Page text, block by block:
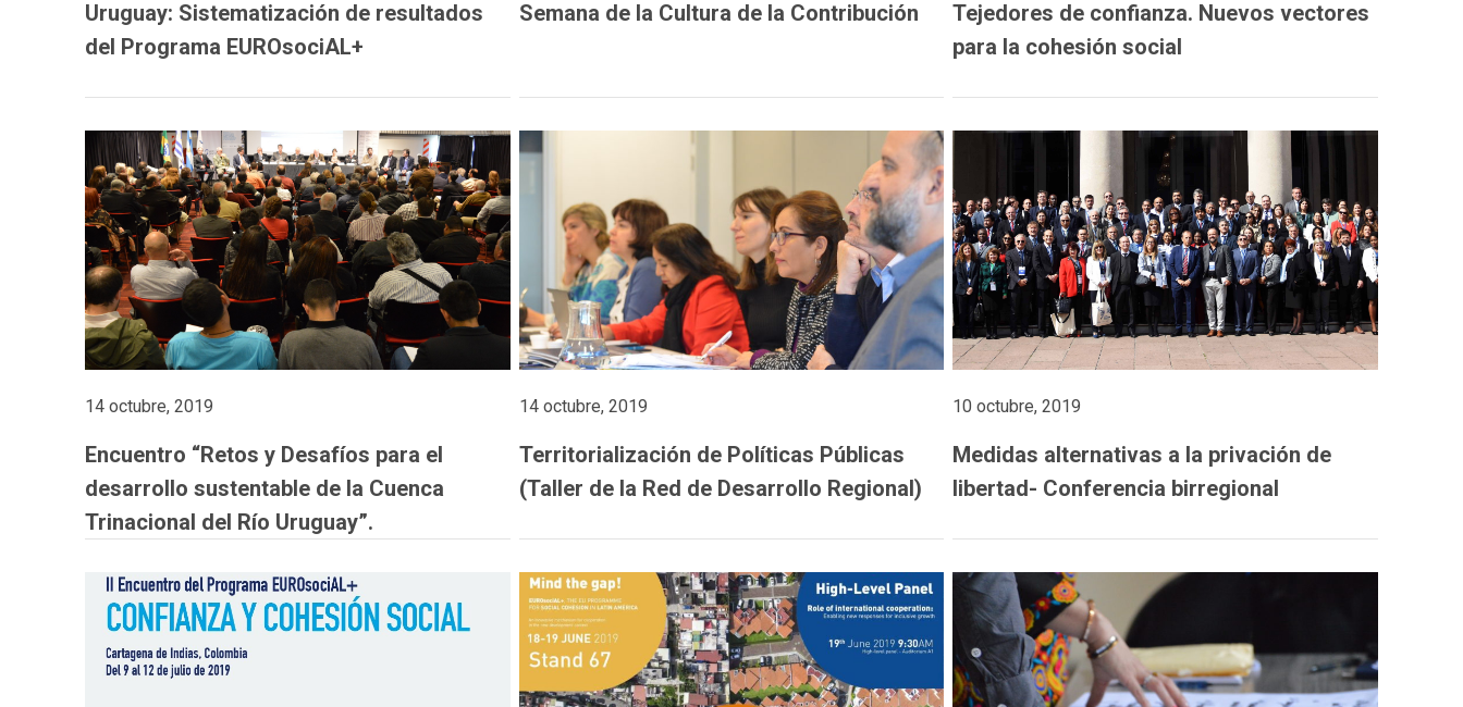
Uruguay: Sistematización de resultados
del Programa EUROsociAL+
Semana de la Cultura de la Contribución
Tejedores de confianza. Nuevos vectores
para la cohesión social
14 octubre, 2019
Encuentro “Retos y Desafíos para el
desarrollo sustentable de la Cuenca
Trinacional del Río Uruguay”.
14 octubre, 2019
Territorialización de Políticas Públicas
(Taller de la Red de Desarrollo Regional)
10 octubre, 2019
Medidas alternativas a la privación de
libertad- Conferencia birregional